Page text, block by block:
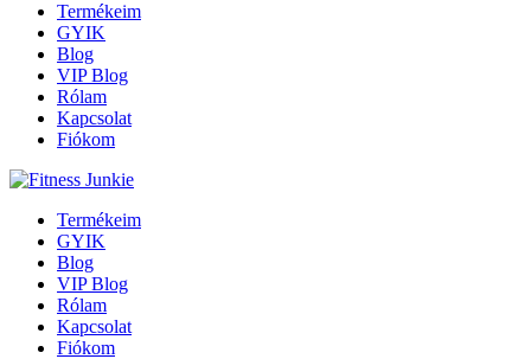
Termékeim
GYIK
Blog
VIP Blog
Rólam
Kapcsolat
Fiókom
Termékeim
GYIK
Blog
VIP Blog
Rólam
Kapcsolat
Fiókom